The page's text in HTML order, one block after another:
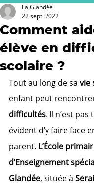
Comment
élève en
scolaire ?
La Glandée
22 sept. 2022
Tout au long de sa vie
enfant peut
difficultés. Il n’est pas
évident d’y faire face
parent. L’École
d’Enseignement
Glandée, située à